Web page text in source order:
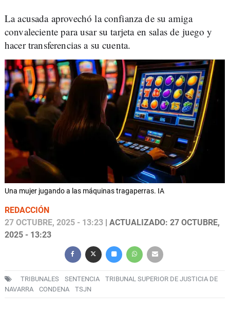
La acusada aprovechó la confianza de su amiga
convaleciente para usar su tarjeta en salas de juego y
hacer transferencias a su cuenta.
Una mujer jugando a las máquinas tragaperras. IA
REDACCIÓN
27 OCTUBRE, 2025 - 13:23 | ACTUALIZADO: 27 OCTUBRE,
2025 - 13:23
TRIBUNALES SENTENCIA
TRIBUNAL SUPERIOR DE JUSTICIA DE
NAVARRA
CONDENA TSJN